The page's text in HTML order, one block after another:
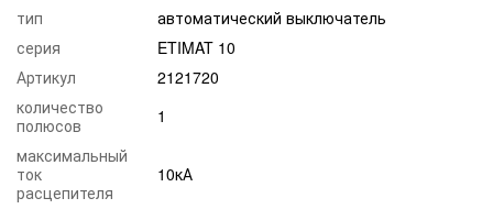
тип
автоматический выключатель
серия
ETIMAT 10
Артикул
2121720
количество
полюсов
1
максимальный
ток
расцепителя
10кА